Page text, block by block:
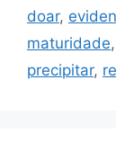
doar,
maturidade,
precipitar,